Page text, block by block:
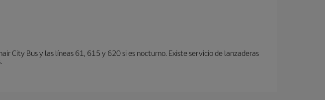
City Bus y las líneas 61, 615 y 620 si es nocturno. Existe servicio de lanzaderas